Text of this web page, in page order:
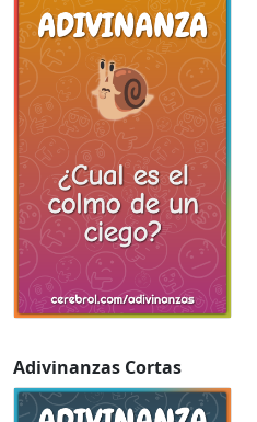
Adivinanzas Cortas